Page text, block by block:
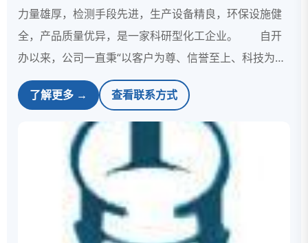
力量雄厚，检测手段先进，生产设备精良，环保设施健
全，产品质量优异，是一家科研型化工企业。 自开
办以来，公司一直秉“以客户为尊、信誉至上、科技为
本、卓越创新”的经营理念，始终恪守“团结、创新、和
谐、发展”的企业精神和“诚实、守信、双赢”的经营方
针，与多家企业、学校和科研机构建立了良好的合作关
系，在竞争中谋求发展。 公司座落在长江三角洲地
理中心金坛市，京沪铁路、沪宁高速以及镇江、常州港
和南京目标机场等与之毗邻，建设中的常宁、扬溧两条
高速在这里交汇，共同...
了解更多 → 查看联系方式